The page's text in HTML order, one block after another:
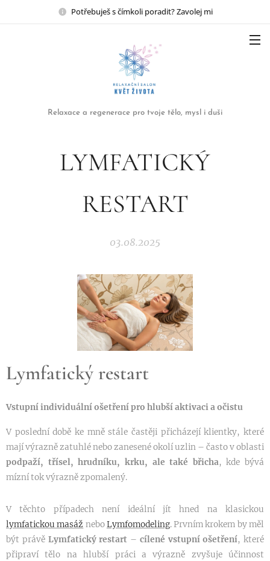
Potřebuješ s čímkoli poradit? Zavolej mi
Relaxace a regenerace pro tvoje tělo, mysl i duši
LYMFATICKÝ
RESTART
03.08.2025
Lymfatický restart
Vstupní individuální ošetření pro hlubší aktivaci a očistu
V poslední době ke mně stále častěji přicházejí klientky, které
mají výrazně zatuhlé nebo zanesené okolí uzlin – často v oblasti
podpaží, třísel, hrudníku, krku, ale také břicha, kde bývá
mízní tok výrazně zpomalený.
V těchto případech není ideální jít hned na klasickou
lymfatickou masáž neboLymfomodeling. Prvním krokem by měl
být právě Lymfatický restart – cílené vstupní ošetření, které
připraví tělo na hlubší práci a výrazně zvyšuje účinnost